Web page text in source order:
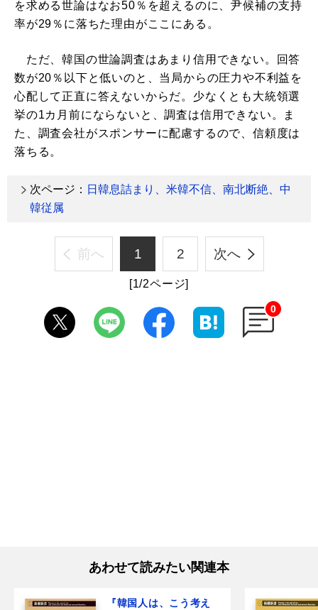
を求める世論はなお50％を超えるのに、尹候補の支持
率が29％に落ちた理由がここにある。
ただ、韓国の世論調査はあまり信用できない。回答
数が20％以下と低いのと、当局からの圧力や不利益を
心配して正直に答えないからだ。少なくとも大統領選
挙の1カ月前にならないと、調査は信用できない。ま
た、調査会社がスポンサーに配慮するので、信頼度は
落ちる。
次ページ： 日韓息詰まり、米韓不信、南北断絶、中
韓従属
前へ 1 2 次へ
[1/2ページ]
0
あわせて読みたい関連本
『韓国人は、こう考え